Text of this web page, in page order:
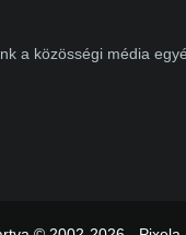
a közösségi média